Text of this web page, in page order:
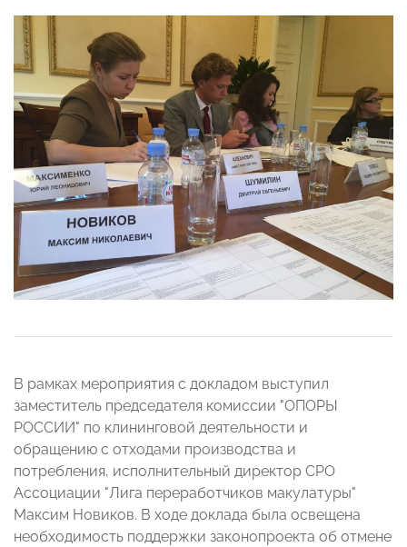
В рамках мероприятия с докладом выступил
заместитель председателя комиссии "ОПОРЫ
РОССИИ" по клининговой деятельности и
обращению с отходами производства и
потребления, исполнительный директор СРО
Ассоциации "Лига переработчиков макулатуры"
Максим Новиков. В ходе доклада была освещена
необходимость поддержки законопроекта об отмене